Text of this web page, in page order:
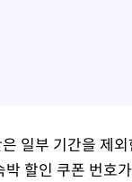
일부 기간을 제
박 할인 쿠폰 번호